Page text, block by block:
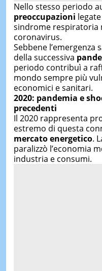
Nello stesso periodo
preoccupazioni
sindrome respiratoria
coronavirus.
Sebbene
della successiva
periodo contribuì a
mondo sempre più
economici e sanitari.
2020: pandemia e
precedenti
Il 2020 rappresenta
estremo di questa
mercato energetico.
paralizzò l’economia
industria e consumi.